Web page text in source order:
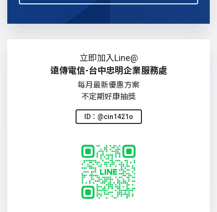
立即加入Line@
遠傳電信-台中忠明企業服務處
每月最新優惠方案
不定期好康抽獎
ID：@cin1421o